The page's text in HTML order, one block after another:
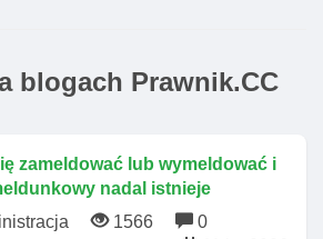
blogach Prawnik.CC
zameldować lub wymeldować i
nadal istnieje
1566
0